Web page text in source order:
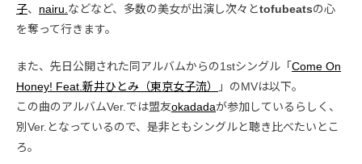
子、 nairu. などなど、多数の美女が出演し次々とtofubeatsの心
を奪って行きます。
また、先日公開された同アルバムからの1stシングル「 Come On
Honey! Feat.新井ひとみ（東京女子流）
」のMVは以下。
この曲のアルバムVer.では盟友okadadaが参加しているらしく、
別Ver.となっているので、是非ともシングルと聴き比べたいとこ
ろ。